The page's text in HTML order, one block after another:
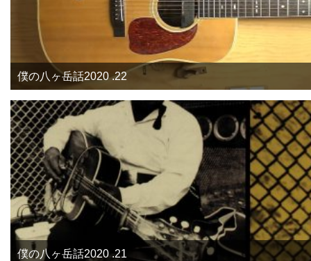
僕の八ヶ岳話2020 .22
僕の八ヶ岳話2020 .21